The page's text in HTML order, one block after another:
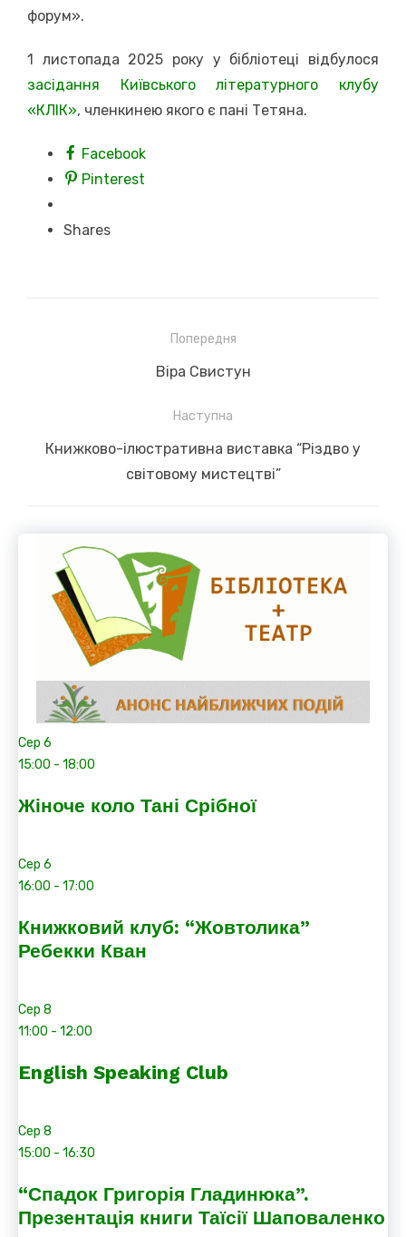
форум».
1 листопада 2025 року у бібліотеці відбулося
засідання Київського літературного клубу
«КЛІК», членкинею якого є пані Тетяна.
Facebook
Pinterest
Shares
Попередня
Previous
Віра Свистун
Наступна
Next
Книжково-ілюстративна виставка “Різдво у
світовому мистецтві”
Сер 6
15:00 - 18:00
Жіноче коло Тані Срібної
Сер 6
16:00 - 17:00
Книжковий клуб: “Жовтолика”
Ребекки Кван
Сер 8
11:00 - 12:00
English Speaking Club
Сер 8
15:00 - 16:30
“Спадок Григорія Гладинюка”.
Презентація книги Таїсії Шаповаленко